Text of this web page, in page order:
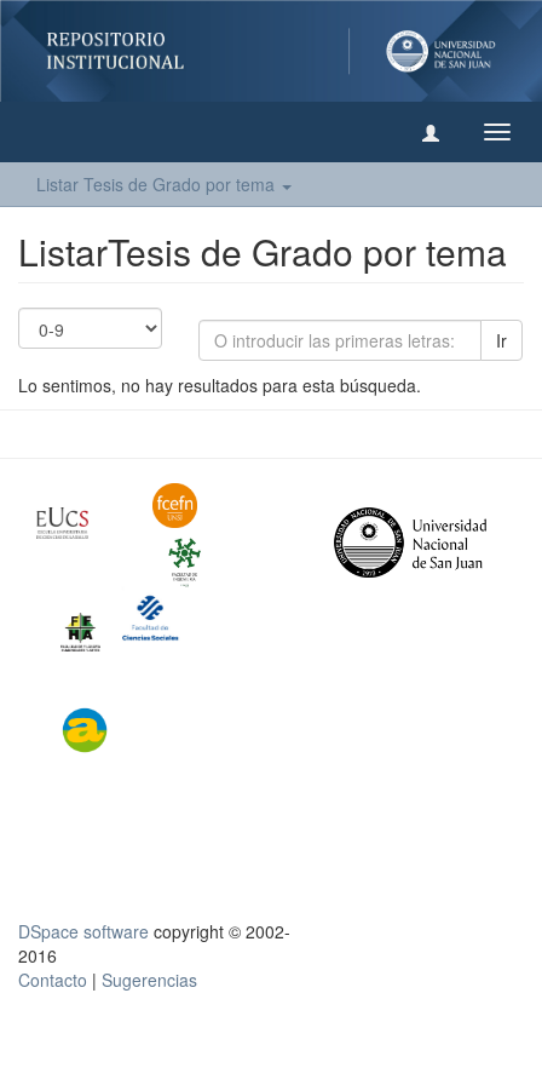
Listar Tesis de Grado por tema
ListarTesis de Grado por tema
Ir
Lo sentimos, no hay resultados para esta búsqueda.
DSpace software copyright © 2002-
2016
Contacto | Sugerencias